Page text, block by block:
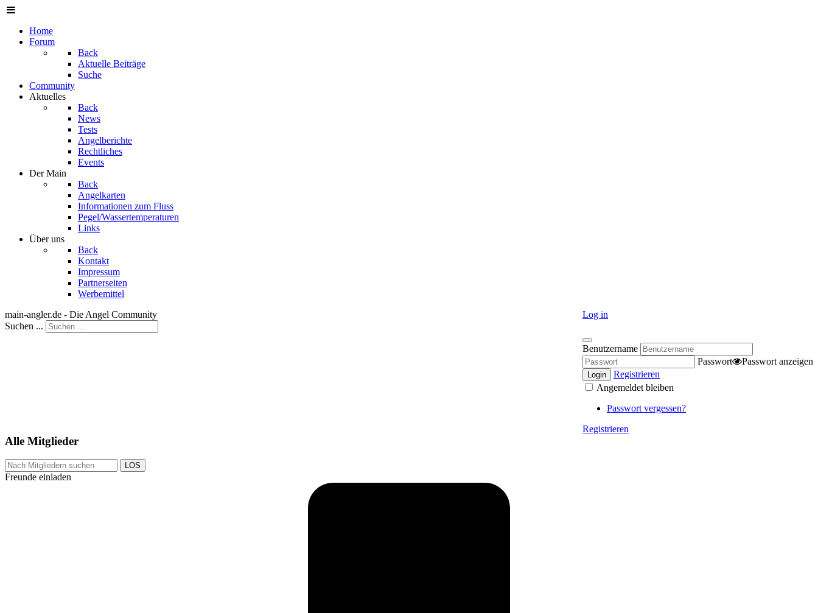
Home
Forum
Back
Aktuelle Beiträge
Suche
Community
Aktuelles
Back
News
Tests
Angelberichte
Rechtliches
Events
Der Main
Back
Angelkarten
Informationen zum Fluss
Pegel/Wassertemperaturen
Links
Über uns
Back
Kontakt
Impressum
Partnerseiten
Werbemittel
Log in
Benutzername
Passwort
Passwort anzeigen
Login
Registrieren
Angemeldet bleiben
Passwort vergessen?
Registrieren
main-angler.de - Die Angel Community
Suchen ...
Alle Mitglieder
LOS
Freunde einladen